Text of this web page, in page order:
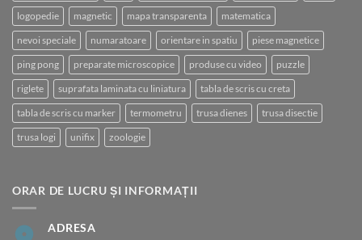
logopedie magnetic mapa transparenta matematica
nevoi speciale numaratoare orientare in spatiu piese magnetice
ping pong preparate microscopice produse cu video puzzle
riglete suprafata laminata cu liniatura tabla de scris cu creta
tabla de scris cu marker termometru trusa dienes trusa disectie
trusa logi unifix zoologie
ORAR DE LUCRU ȘI INFORMAȚII
ADRESA